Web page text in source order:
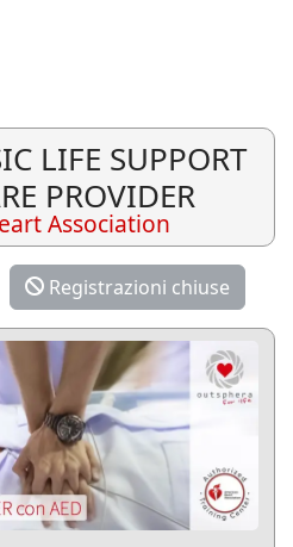
LIFE SUPPORT
PROVIDER
Association
Registrazioni chiuse